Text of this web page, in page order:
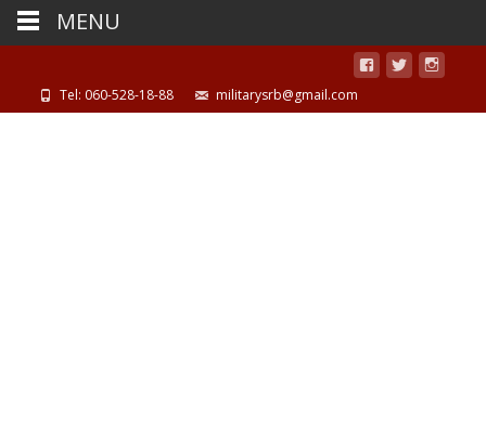
Tel: 060-528-18-88 militarysrb@gmail.com
MENU